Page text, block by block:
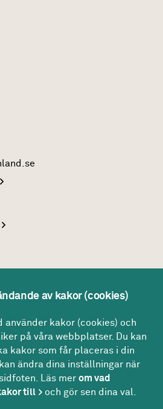
av kakor (cookies)
använder kakor (cookies) och
på våra webbplatser. Du kan
kakor som får placeras i din
ändra dina inställningar när
Läs merom vad
till
och gör sen dina val.